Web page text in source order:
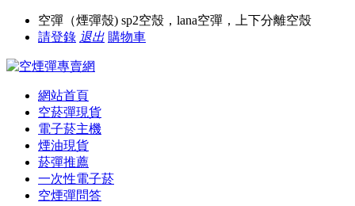
空彈（煙彈殼) sp2空殼，lana空彈，上下分離空殼
請登錄 退出 購物車
網站首頁
空菸彈現貨
電子菸主機
煙油現貨
菸彈推薦
一次性電子菸
空煙彈問答